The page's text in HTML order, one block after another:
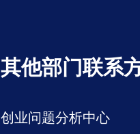
其他部门联系
创业问题分析中心